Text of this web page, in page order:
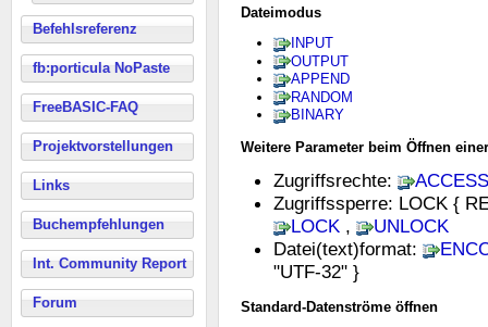
Befehlsreferenz
fb:porticula NoPaste
FreeBASIC-FAQ
Projektvorstellungen
Links
Buchempfehlungen
Int. Community Report
Forum
Dateimodus
INPUT
OUTPUT
APPEND
RANDOM
BINARY
Weitere Parameter beim Öffnen
Zugriffsrechte:
ACCESS
Zugriffssperre: LOCK {
LOCK ,
UNLOCK
Datei(text)format:
"UTF-32" }
Standard-Datenströme öffnen